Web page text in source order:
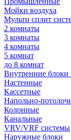
Мойки воздуха
Мульти сплит
2 комнаты
3 комнаты
4 комнаты
5 комнат
до 8 комнат
Внутренние блоки
Настенные
Кассетные
Напольно-
Колонные
Канальные
VRV/VRF системы
Наружные блоки